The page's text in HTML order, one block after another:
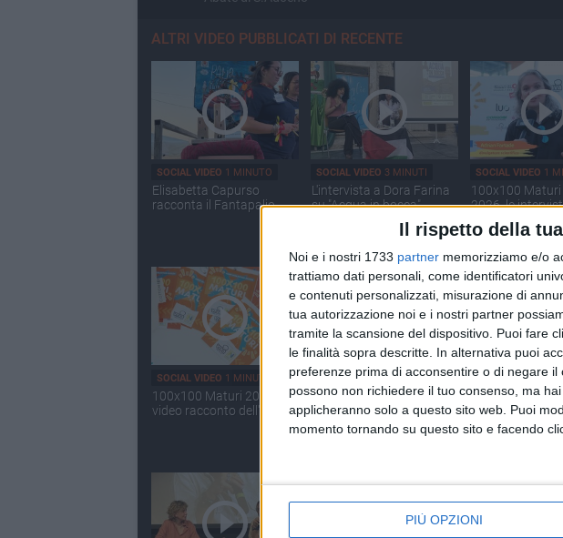
Il rispetto della
Noi e i nostri 1733 partner memorizziamo e/o
trattiamo dati personali, come identificatori
e contenuti personalizzati, misurazione di
tua autorizzazione noi e i nostri partner
tramite la scansione del dispositivo. Puoi fare
le finalità sopra descritte. In alternativa puoi
preferenze prima di acconsentire o di negare il
possono non richiedere il tuo consenso, ma
applicheranno solo a questo sito web. Puoi
momento tornando su questo sito e facendo
PIÙ OPZIONI
ALTRI VIDEO PUBBLICATI DI RECENTE
SOCIAL VIDEO 1 MINUTO
Elisabetta Capurso
racconta il Fantapalio
SOCIAL VIDEO 3 MINUTI
L'intervista a Dora Farina
su "Acqua in bocca"
SOCIAL VIDEO 1
100x100 Maturi
2026, le
Fartade
SOCIAL VIDEO 1 MINUTO
100x100 Maturi 2026: il
video racconto dell'evento
SOCIAL VIDEO49 SECONDI
100x100 Maturi edizione
2026, le interviste:
Giuseppe Maldera
SOCIAL VIDEO2
Palio della
tutte le novità